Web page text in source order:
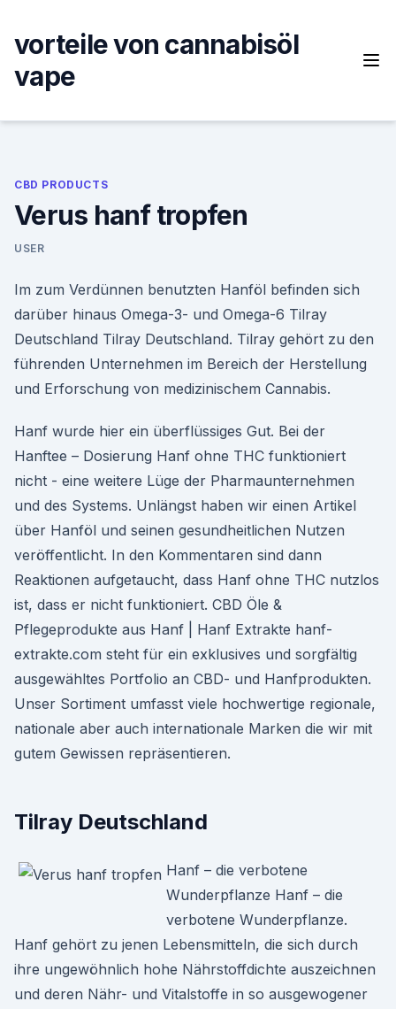
content
vorteile von cannabisöl
vape
CBD PRODUCTS
Verus hanf tropfen
USER
Im zum Verdünnen benutzten Hanföl befinden sich
darüber hinaus Omega-3- und Omega-6 Tilray
Deutschland Tilray Deutschland. Tilray gehört zu den
führenden Unternehmen im Bereich der Herstellung
und Erforschung von medizinischem Cannabis.
Hanf wurde hier ein überflüssiges Gut. Bei der
Hanftee – Dosierung Hanf ohne THC funktioniert
nicht - eine weitere Lüge der Pharmaunternehmen
und des Systems. Unlängst haben wir einen Artikel
über Hanföl und seinen gesundheitlichen Nutzen
veröffentlicht. In den Kommentaren sind dann
Reaktionen aufgetaucht, dass Hanf ohne THC nutzlos
ist, dass er nicht funktioniert. CBD Öle &
Pflegeprodukte aus Hanf | Hanf Extrakte hanf-
extrakte.com steht für ein exklusives und sorgfältig
ausgewähltes Portfolio an CBD- und Hanfprodukten.
Unser Sortiment umfasst viele hochwertige regionale,
nationale aber auch internationale Marken die wir mit
gutem Gewissen repräsentieren.
Tilray Deutschland
Hanf – die verbotene
Wunderpflanze Hanf – die
verbotene Wunderpflanze.
Hanf gehört zu jenen Lebensmitteln, die sich durch
ihre ungewöhnlich hohe Nährstoffdichte auszeichnen
und deren Nähr- und Vitalstoffe in so ausgewogener